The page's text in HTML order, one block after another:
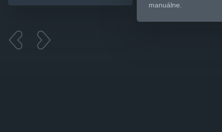
manuálne.